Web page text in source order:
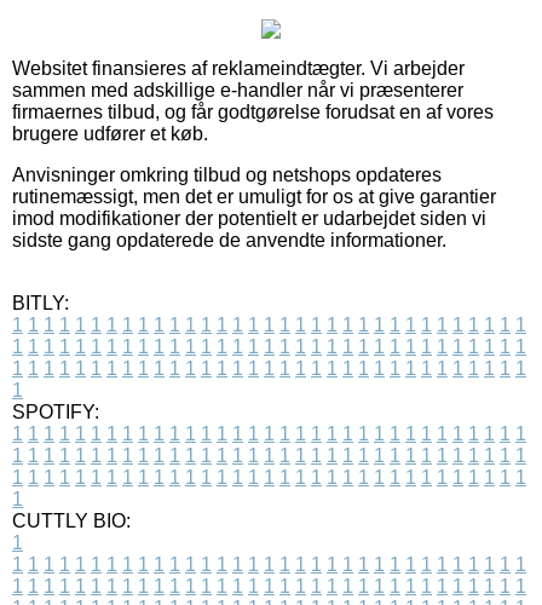
Websitet finansieres af reklameindtægter. Vi arbejder
sammen med adskillige e-handler når vi præsenterer
firmaernes tilbud, og får godtgørelse forudsat en af vores
brugere udfører et køb.
Anvisninger omkring tilbud og netshops opdateres
rutinemæssigt, men det er umuligt for os at give garantier
imod modifikationer der potentielt er udarbejdet siden vi
sidste gang opdaterede de anvendte informationer.
BITLY:
1 1 1 1 1 1 1 1 1 1 1 1 1 1 1 1 1 1 1 1 1 1 1 1 1 1 1 1 1 1 1 1 1
1 1 1 1 1 1 1 1 1 1 1 1 1 1 1 1 1 1 1 1 1 1 1 1 1 1 1 1 1 1 1 1 1
1 1 1 1 1 1 1 1 1 1 1 1 1 1 1 1 1 1 1 1 1 1 1 1 1 1 1 1 1 1 1 1 1
1
SPOTIFY:
1 1 1 1 1 1 1 1 1 1 1 1 1 1 1 1 1 1 1 1 1 1 1 1 1 1 1 1 1 1 1 1 1
1 1 1 1 1 1 1 1 1 1 1 1 1 1 1 1 1 1 1 1 1 1 1 1 1 1 1 1 1 1 1 1 1
1 1 1 1 1 1 1 1 1 1 1 1 1 1 1 1 1 1 1 1 1 1 1 1 1 1 1 1 1 1 1 1 1
1
CUTTLY BIO:
1
1 1 1 1 1 1 1 1 1 1 1 1 1 1 1 1 1 1 1 1 1 1 1 1 1 1 1 1 1 1 1 1 1
1 1 1 1 1 1 1 1 1 1 1 1 1 1 1 1 1 1 1 1 1 1 1 1 1 1 1 1 1 1 1 1 1